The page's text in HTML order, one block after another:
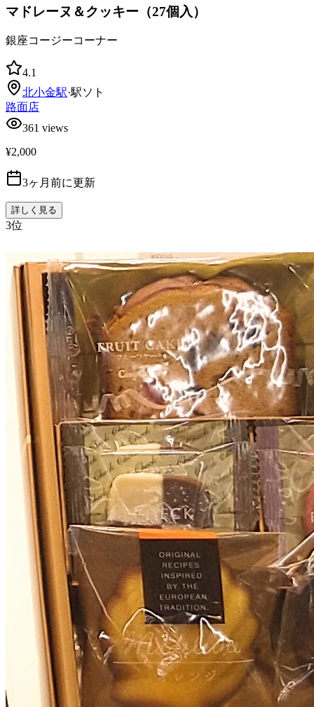
マドレーヌ＆クッキー（27個入）
銀座コージーコーナー
4.1
北小金駅·駅ソト
路面店
361 views
¥2,000
3ヶ月前に更新
詳しく見る
3位